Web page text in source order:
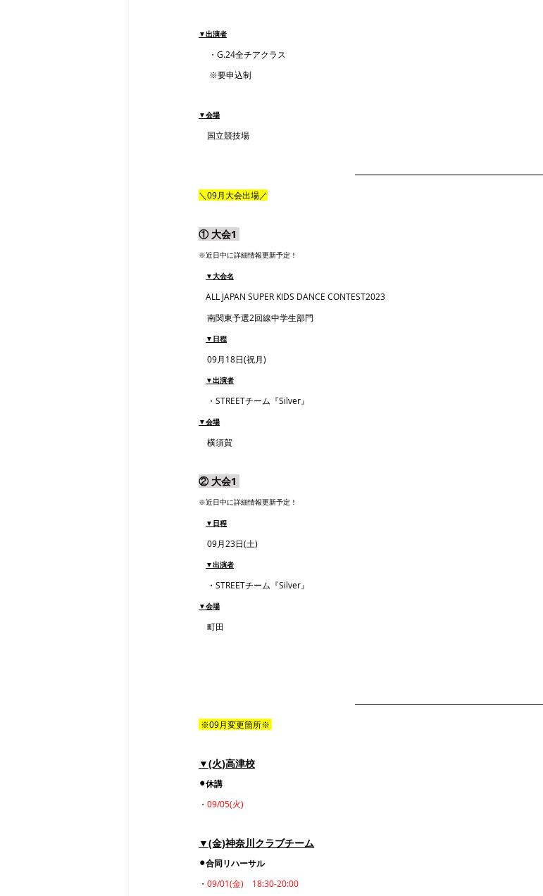
▼出演者
・G.24全チアクラス
※要申込制
▼会場
国立競技場
＼09月大会出場／
① 大会1
※近日中に詳細情報更新予定！
▼大会名
ALL JAPAN SUPER KIDS DANCE CONTEST2023
南関東予選2回線中学生部門
▼日程
09月18日(祝月)
▼出演者
・STREETチーム『Silver』
▼会場
横須賀
② 大会1
※近日中に詳細情報更新予定！
▼日程
09月23日(土)
▼出演者
・STREETチーム『Silver』
▼会場
町田
※09月変更箇所※
▼(火)高津校
⚫︎休講
・ 09/05(火)
▼(金)神奈川クラブチーム
⚫︎合同リハーサル
・ 09/01(金)　18:30-20:00